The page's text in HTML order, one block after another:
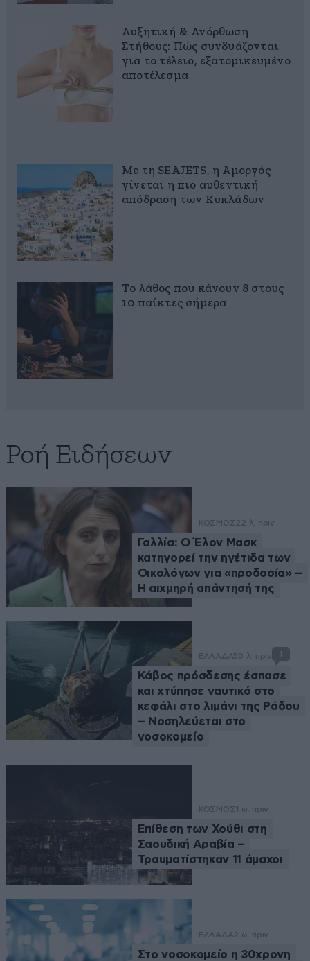
Αυξητική & Ανόρθωση
Στήθους: Πώς συνδυάζονται
για το τέλειο, εξατομικευμένο
αποτέλεσμα
Με τη SEAJETS, η Αμοργός
γίνεται η πιο αυθεντική
απόδραση των Κυκλάδων
Το λάθος που κάνουν 8 στους
10 παίκτες σήμερα
Ροή Ειδήσεων
ΚΟΣΜΟΣ22 λ. πριν
Γαλλία: Ο Έλον Μασκ
κατηγορεί την ηγέτιδα των
Οικολόγων για «προδοσία» –
Η αιχμηρή απάντησή της
ΕΛΛΑΔΑ50 λ. πριν 1
Κάβος πρόσδεσης έσπασε
και χτύπησε ναυτικό στο
κεφάλι στο λιμάνι της Ρόδου
– Νοσηλεύεται στο
νοσοκομείο
ΚΟΣΜΟΣ 1 ω. πριν
Επίθεση των Χούθι στη
Σαουδική Αραβία –
Τραυματίστηκαν 11 άμαχοι
ΕΛΛΑΔΑ2 ω. πριν
Στο νοσοκομείο η 30χρονη